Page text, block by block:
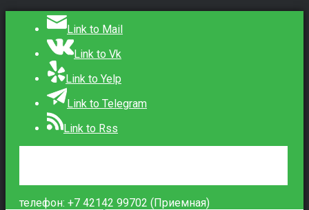
Link to Mail
Link to Vk
Link to Yelp
Link to Telegram
Link to Rss
телефон: +7 42142 99702 (Приемная)